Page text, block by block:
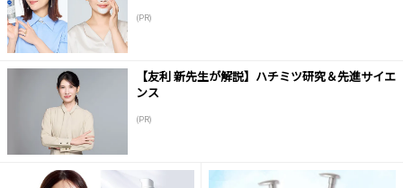
(PR)
【友利 新先生が解説】ハチミツ研究＆先進サイエ
ンス
(PR)